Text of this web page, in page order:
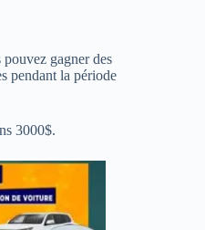
gagner des
pendant la période
3000$.